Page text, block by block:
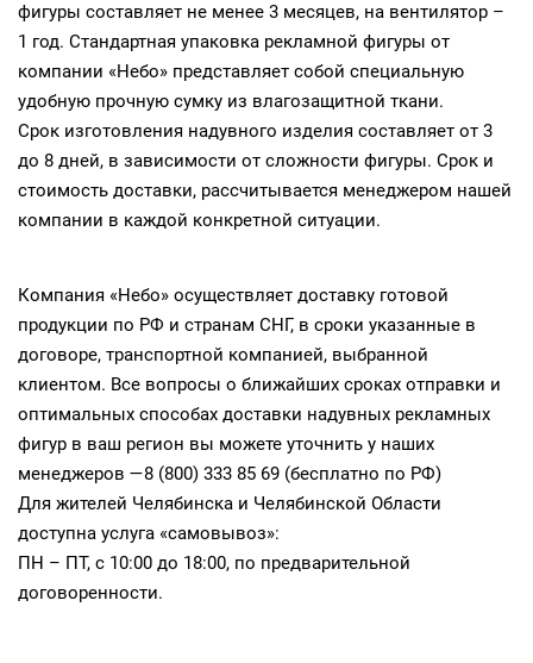
фигуры составляет не менее 3 месяцев, на вентилятор –
1 год. Стандартная упаковка рекламной фигуры от
компании «Небо» представляет собой специальную
удобную прочную сумку из влагозащитной ткани.
Срок изготовления надувного изделия составляет от 3
до 8 дней, в зависимости от сложности фигуры. Срок и
стоимость доставки, рассчитывается менеджером нашей
компании в каждой конкретной ситуации.
Компания «Небо» осуществляет доставку готовой
продукции по РФ и странам СНГ, в сроки указанные в
договоре, транспортной компанией, выбранной
клиентом. Все вопросы о ближайших сроках отправки и
оптимальных способах доставки надувных рекламных
фигур в ваш регион вы можете уточнить у наших
менеджеров —8 (800) 333 85 69 (бесплатно по РФ)
Для жителей Челябинска и Челябинской Области
доступна услуга «самовывоз»:
ПН – ПТ, с 10:00 до 18:00, по предварительной
договоренности.